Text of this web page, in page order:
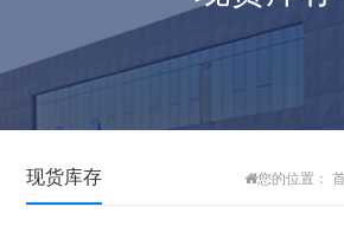
现货库存 您的位置：